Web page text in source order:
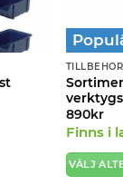
890kr
Finns i
VÄLJ